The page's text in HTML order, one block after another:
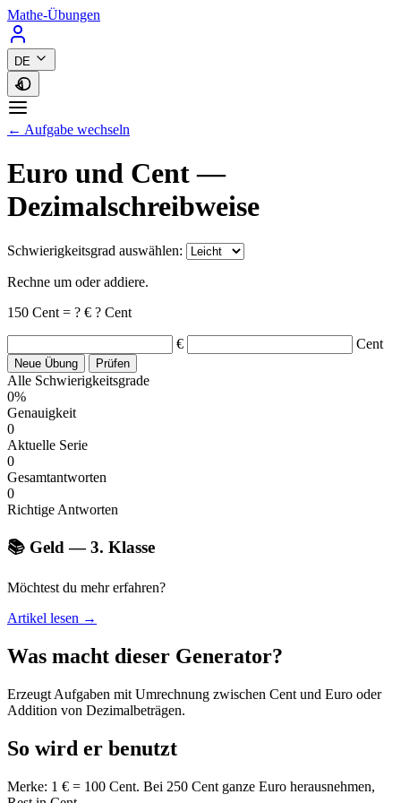
Mathe-Übungen
DE
← Aufgabe wechseln
Euro und Cent —
Dezimalschreibweise
Schwierigkeitsgrad auswählen:
Rechne um oder addiere.
150 Cent = ? € ? Cent
€ Cent
Neue Übung Prüfen
Alle Schwierigkeitsgrade
0%
Genauigkeit
0
Aktuelle Serie
0
Gesamtantworten
0
Richtige Antworten
📚 Geld — 3. Klasse
Möchtest du mehr erfahren?
Artikel lesen →
Was macht dieser Generator?
Erzeugt Aufgaben mit Umrechnung zwischen Cent und Euro oder
Addition von Dezimalbeträgen.
So wird er benutzt
Merke: 1 € = 100 Cent. Bei 250 Cent ganze Euro herausnehmen,